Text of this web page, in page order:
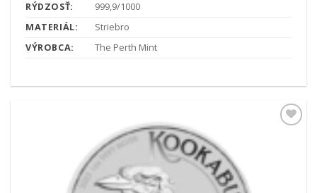
RÝDZOSŤ:
999,9/1000
MATERIÁL:
Striebro
VÝROBCA:
The Perth Mint